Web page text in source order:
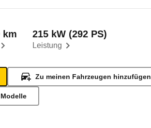
km
Leistung
215 kW (292 PS)
Zu meinen Fahrzeugen hinzufügen